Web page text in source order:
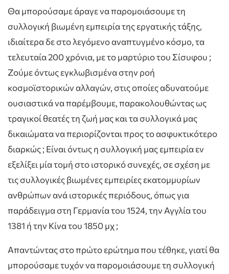
Θα μπορούσαμε άραγε να παρομοιάσουμε τη
συλλογική βιωμένη εμπειρία της εργατικής τάξης,
ιδιαίτερα δε στο λεγόμενο αναπτυγμένο κόσμο, τα
τελευταία 200 χρόνια, με το μαρτύριο του Σίσυφου ;
Ζούμε όντως εγκλωβισμένα στην ροή
κοσμοϊστορικών αλλαγών, στις οποίες αδυνατούμε
ουσιαστικά να παρέμβουμε, παρακολουθώντας ως
τραγικοί θεατές τη ζωή μας και τα συλλογικά μας
δικαιώματα να περιορίζονται προς το ασφυκτικότερο
διαρκώς ; Είναι όντως η συλλογική μας εμπειρία εν
εξελίξει μία τομή στο ιστορικό συνεχές, σε σχέση με
τις συλλογικές βιωμένες εμπειρίες εκατομμυρίων
ανθρώπων ανά ιστορικές περιόδους, όπως για
παράδειγμα στη Γερμανία του 1524, την Αγγλία του
1381 ή την Κίνα του 1850 μχ ;
Απαντώντας στο πρώτο ερώτημα που τέθηκε, γιατί θα
μπορούσαμε τυχόν να παρομοιάσουμε τη συλλογική